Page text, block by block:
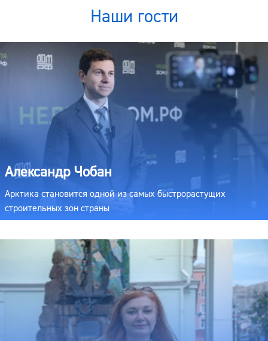
Наши гости
Александр Чобан
Арктика становится одной из самых быстрорастущих
строительных зон страны